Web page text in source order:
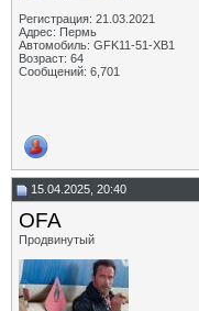
Регистрация: 21.03.2021
Адрес: Пермь
Автомобиль: GFK11-51-ХВ1
Возраст: 64
Сообщений: 6,701
15.04.2025, 20:40
OFA
Продвинутый